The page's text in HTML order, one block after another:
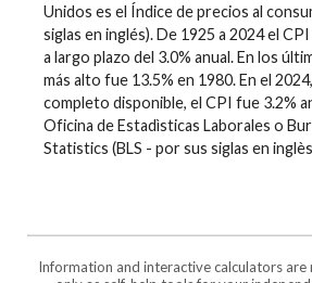
Unidos es el Índice de precios al
siglas en inglés). De 1925 a 2024 el
a largo plazo del 3.0% anual. En los
más alto fue 13.5% en 1980. En el
completo disponible, el CPI fue 3.2%
Oficina de Estadìsticas Laborales o
Statistics (BLS - por sus siglas en
Information and interactive calculators are